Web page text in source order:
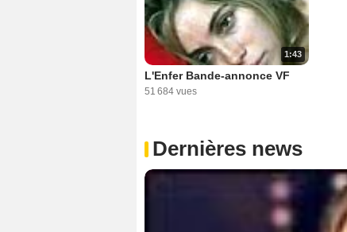
1:43
L'Enfer Bande-annonce VF
51 684 vues
Dernières news